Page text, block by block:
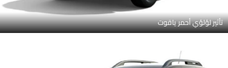
تأثير لؤلؤي أحمر ياقوت